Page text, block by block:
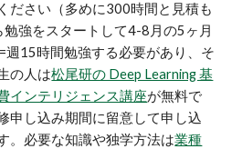
ださい（多めに300時間と見積も
強をスタートして4-8月の5ヶ月
週15時間勉強する必要があり、そ
の人は松尾研の Deep Learning 基
インテリジェンス講座が無料で
申し込み期間に留意して申し込
。必要な知識や独学方法は業種